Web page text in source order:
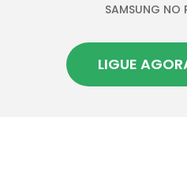
SAMSUNG NO
LIGUE